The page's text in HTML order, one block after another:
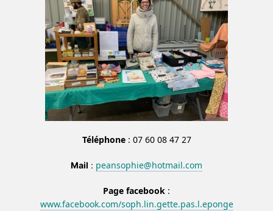
Téléphone: 07 60 08 47 27
Mail : peansophie@hotmail.com
Page facebook :
www.facebook.com/soph.lin.gette.pas.l.eponge